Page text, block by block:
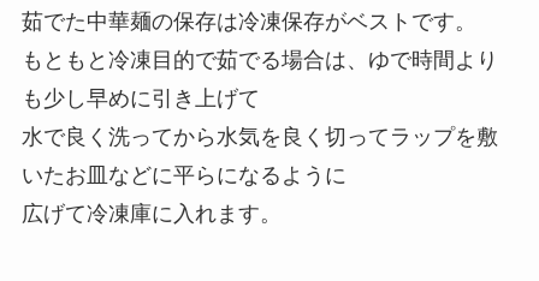
茹でた中華麺の保存は冷凍保存がベストです。
もともと冷凍目的で茹でる場合は、ゆで時間より
も少し早めに引き上げて
水で良く洗ってから水気を良く切ってラップを敷
いたお皿などに平らになるように
広げて冷凍庫に入れます。